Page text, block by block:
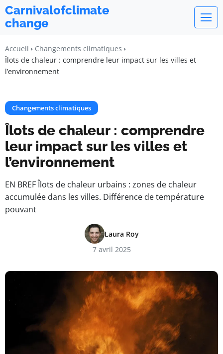
Carnivalofclimate
change
Accueil
Changements climatiques
Îlots de chaleur : comprendre leur impact sur les villes et
l’environnement
Changements climatiques
Îlots de chaleur : comprendre
leur impact sur les villes et
l’environnement
EN BREF Îlots de chaleur urbains : zones de chaleur
accumulée dans les villes. Différence de température
pouvant
Laura Roy
7 avril 2025